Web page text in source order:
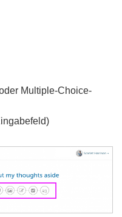
Multiple-Choice-